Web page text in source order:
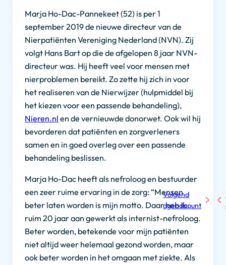
Marja Ho-Dac-Pannekeet (52) is per 1
september 2019 de nieuwe directeur van de
Nierpatiënten Vereniging Nederland (NVN). Zij
volgt Hans Bart op die de afgelopen 8 jaar NVN-
directeur was. Hij heeft veel voor mensen met
nierproblemen bereikt. Zo zette hij zich in voor
het realiseren van de Nierwijzer (hulpmiddel bij
het kiezen voor een passende behandeling),
Nieren.nl en de vernieuwde donorwet. Ook wil hij
bevorderen dat patiënten en zorgverleners
samen en in goed overleg over een passende
behandeling beslissen.
Marja Ho-Dac heeft als nefroloog en bestuurder
een zeer ruime ervaring in de zorg: “Mensen
beter laten worden is mijn motto. Daar heb ik
ruim 20 jaar aan gewerkt als internist-nefroloog.
Beter worden, betekende voor mijn patiënten
niet altijd weer helemaal gezond worden, maar
ook beter worden in het omgaan met ziekte. Als
Volgend
agendapunt